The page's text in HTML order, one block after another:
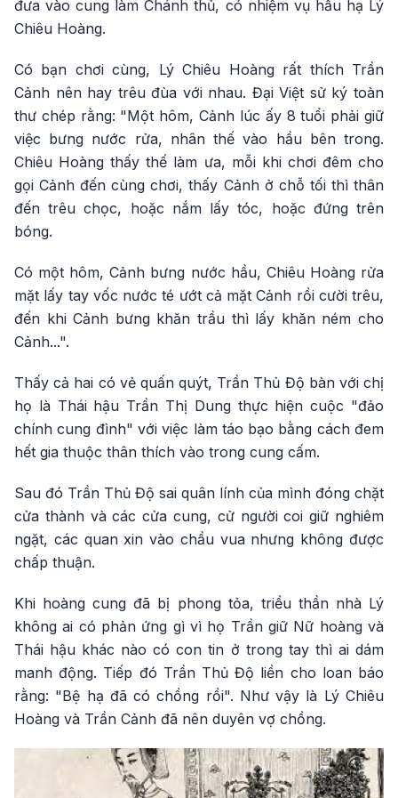
đưa vào cung làm Chánh thủ, có nhiệm vụ hầu hạ Lý
Chiêu Hoàng.
Có bạn chơi cùng, Lý Chiêu Hoàng rất thích Trần
Cảnh nên hay trêu đùa với nhau. Đại Việt sử ký toàn
thư chép rằng: "Một hôm, Cảnh lúc ấy 8 tuổi phải giữ
việc bưng nước rửa, nhân thế vào hầu bên trong.
Chiêu Hoàng thấy thế làm ưa, mỗi khi chơi đêm cho
gọi Cảnh đến cùng chơi, thấy Cảnh ở chỗ tối thì thân
đến trêu chọc, hoặc nắm lấy tóc, hoặc đứng trên
bóng.
Có một hôm, Cảnh bưng nước hầu, Chiêu Hoàng rửa
mặt lấy tay vốc nước té ướt cả mặt Cảnh rồi cười trêu,
đến khi Cảnh bưng khăn trầu thì lấy khăn ném cho
Cảnh...".
Thấy cả hai có vẻ quấn quýt, Trần Thủ Độ bàn với chị
họ là Thái hậu Trần Thị Dung thực hiện cuộc "đảo
chính cung đình" với việc làm táo bạo bằng cách đem
hết gia thuộc thân thích vào trong cung cấm.
Sau đó Trần Thủ Độ sai quân lính của mình đóng chặt
cửa thành và các cửa cung, cử người coi giữ nghiêm
ngặt, các quan xin vào chầu vua nhưng không được
chấp thuận.
Khi hoàng cung đã bị phong tỏa, triều thần nhà Lý
không ai có phản ứng gì vì họ Trần giữ Nữ hoàng và
Thái hậu khác nào có con tin ở trong tay thì ai dám
manh động. Tiếp đó Trần Thủ Độ liền cho loan báo
rằng: "Bệ hạ đã có chồng rồi". Như vậy là Lý Chiêu
Hoàng và Trần Cảnh đã nên duyên vợ chồng.